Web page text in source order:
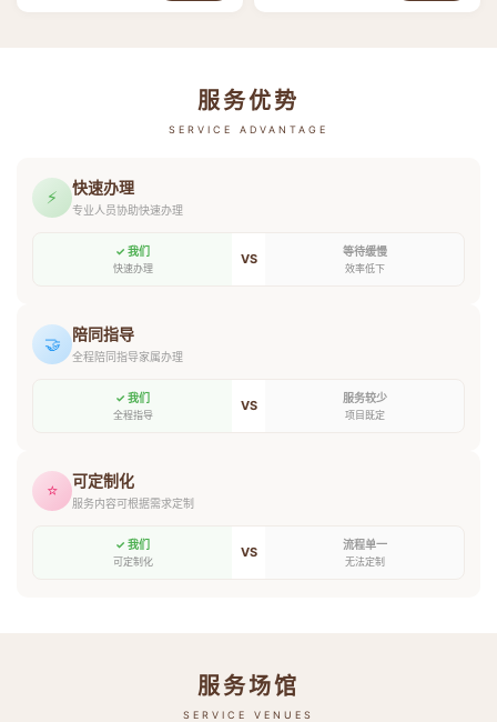
服务优势
SERVICE ADVANTAGE
⚡ 快速办理
专业人员协助快速办理
✓ 我们
快速办理
VS 等待缓慢
效率低下
🤝 陪同指导
全程陪同指导家属办理
✓ 我们
全程指导
VS 服务较少
项目既定
⭐ 可定制化
服务内容可根据需求定制
✓ 我们
可定制化
VS 流程单一
无法定制
服务场馆
SERVICE VENUES